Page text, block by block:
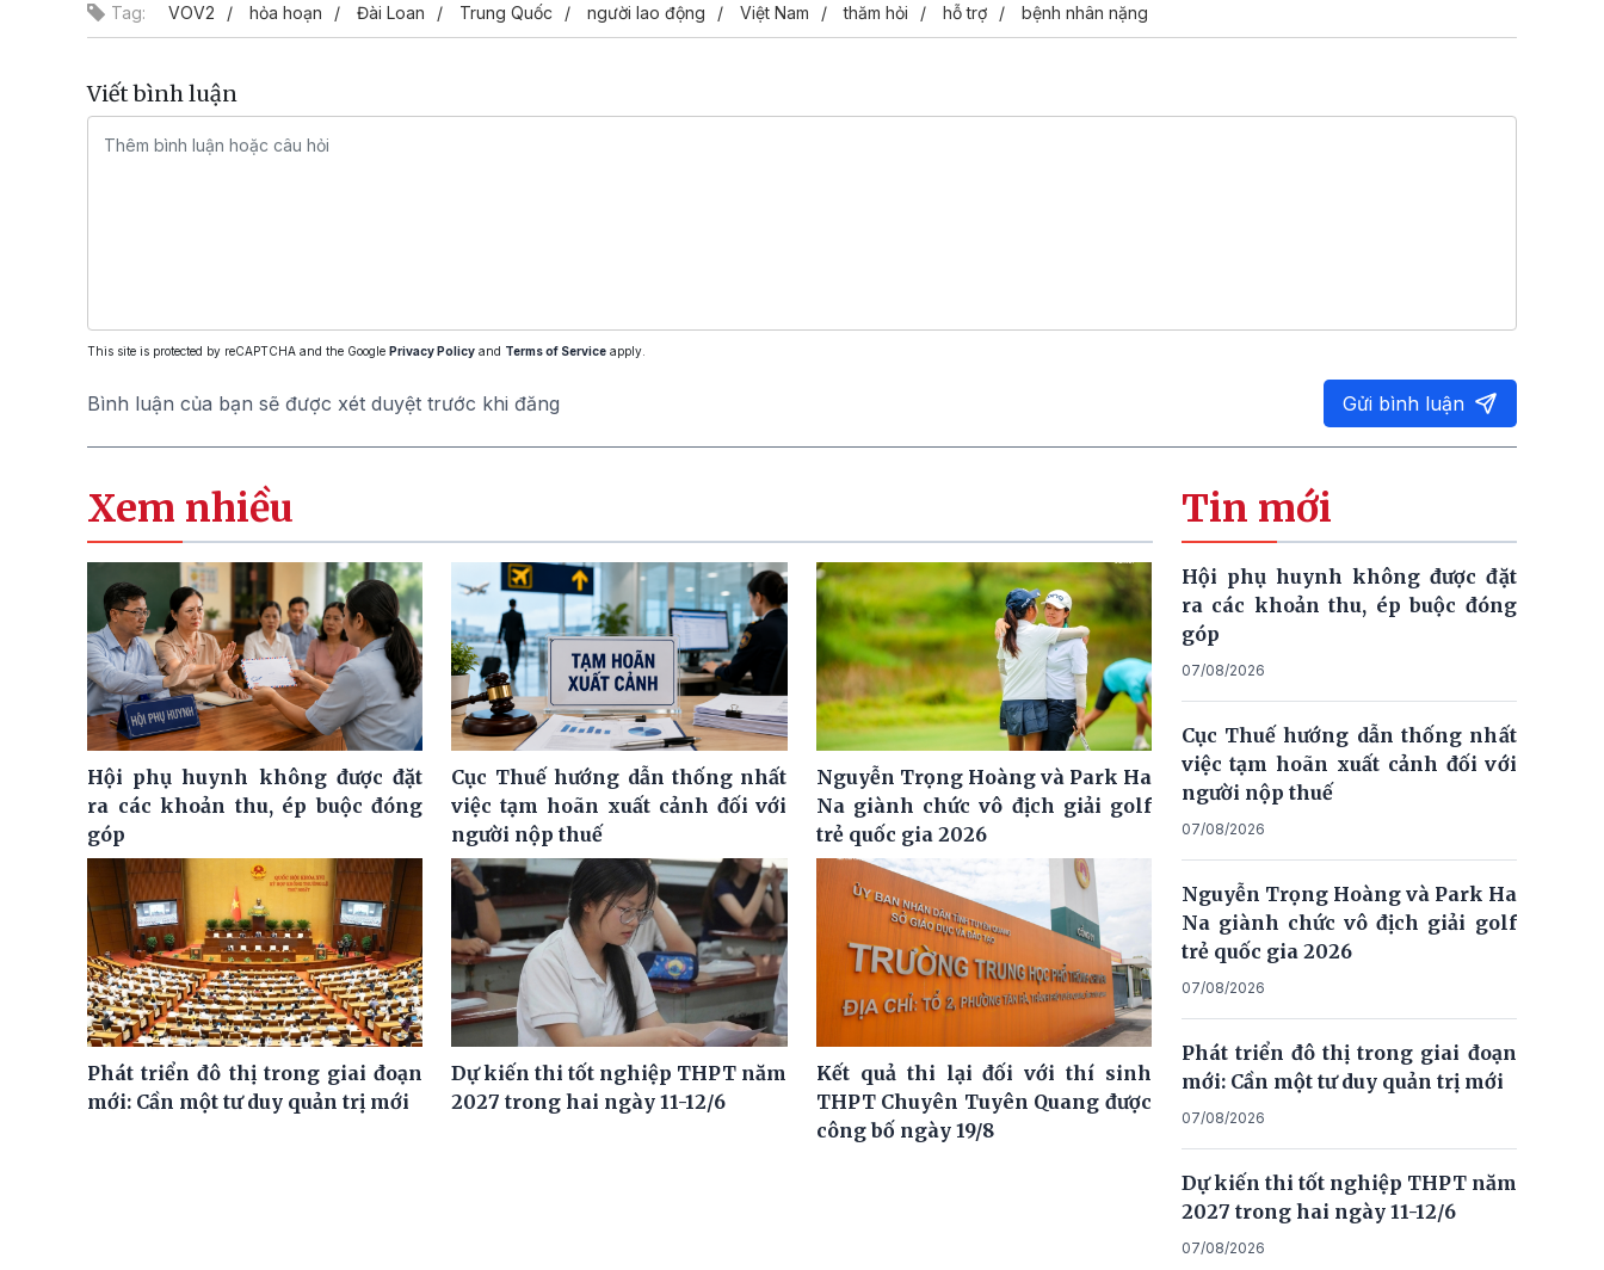
Tag: VOV2 hỏa hoạn Đài Loan Trung Quốc người lao động Việt Nam thăm hỏi hỗ trợ bệnh nhân nặng
Viết bình luận
This site is protected by reCAPTCHA and the Google Privacy Policy and Terms of Service apply.
Bình luận của bạn sẽ được xét duyệt trước khi đăng Gửi bình luận
Xem nhiều
Hội phụ huynh không được đặt
ra các khoản thu, ép buộc đóng
góp
Cục Thuế hướng dẫn thống nhất
việc tạm hoãn xuất cảnh đối với
người nộp thuế
Nguyễn Trọng Hoàng và Park Ha
Na giành chức vô địch giải golf
trẻ quốc gia 2026
Phát triển đô thị trong giai đoạn
mới: Cần một tư duy quản trị mới
Dự kiến thi tốt nghiệp THPT năm
2027 trong hai ngày 11-12/6
Kết quả thi lại đối với thí sinh
THPT Chuyên Tuyên Quang được
công bố ngày 19/8
Tin mới
Hội phụ huynh không được đặt
ra các khoản thu, ép buộc đóng
góp
07/08/2026
Cục Thuế hướng dẫn thống nhất
việc tạm hoãn xuất cảnh đối với
người nộp thuế
07/08/2026
Nguyễn Trọng Hoàng và Park Ha
Na giành chức vô địch giải golf
trẻ quốc gia 2026
07/08/2026
Phát triển đô thị trong giai đoạn
mới: Cần một tư duy quản trị mới
07/08/2026
Dự kiến thi tốt nghiệp THPT năm
2027 trong hai ngày 11-12/6
07/08/2026